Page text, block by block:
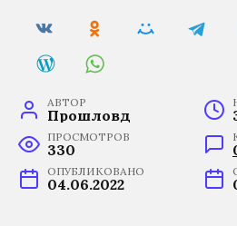
АВТОР
Прошловѣд
ПРОСМОТРОВ
330
ОПУБЛИКОВАНО
04.06.2022